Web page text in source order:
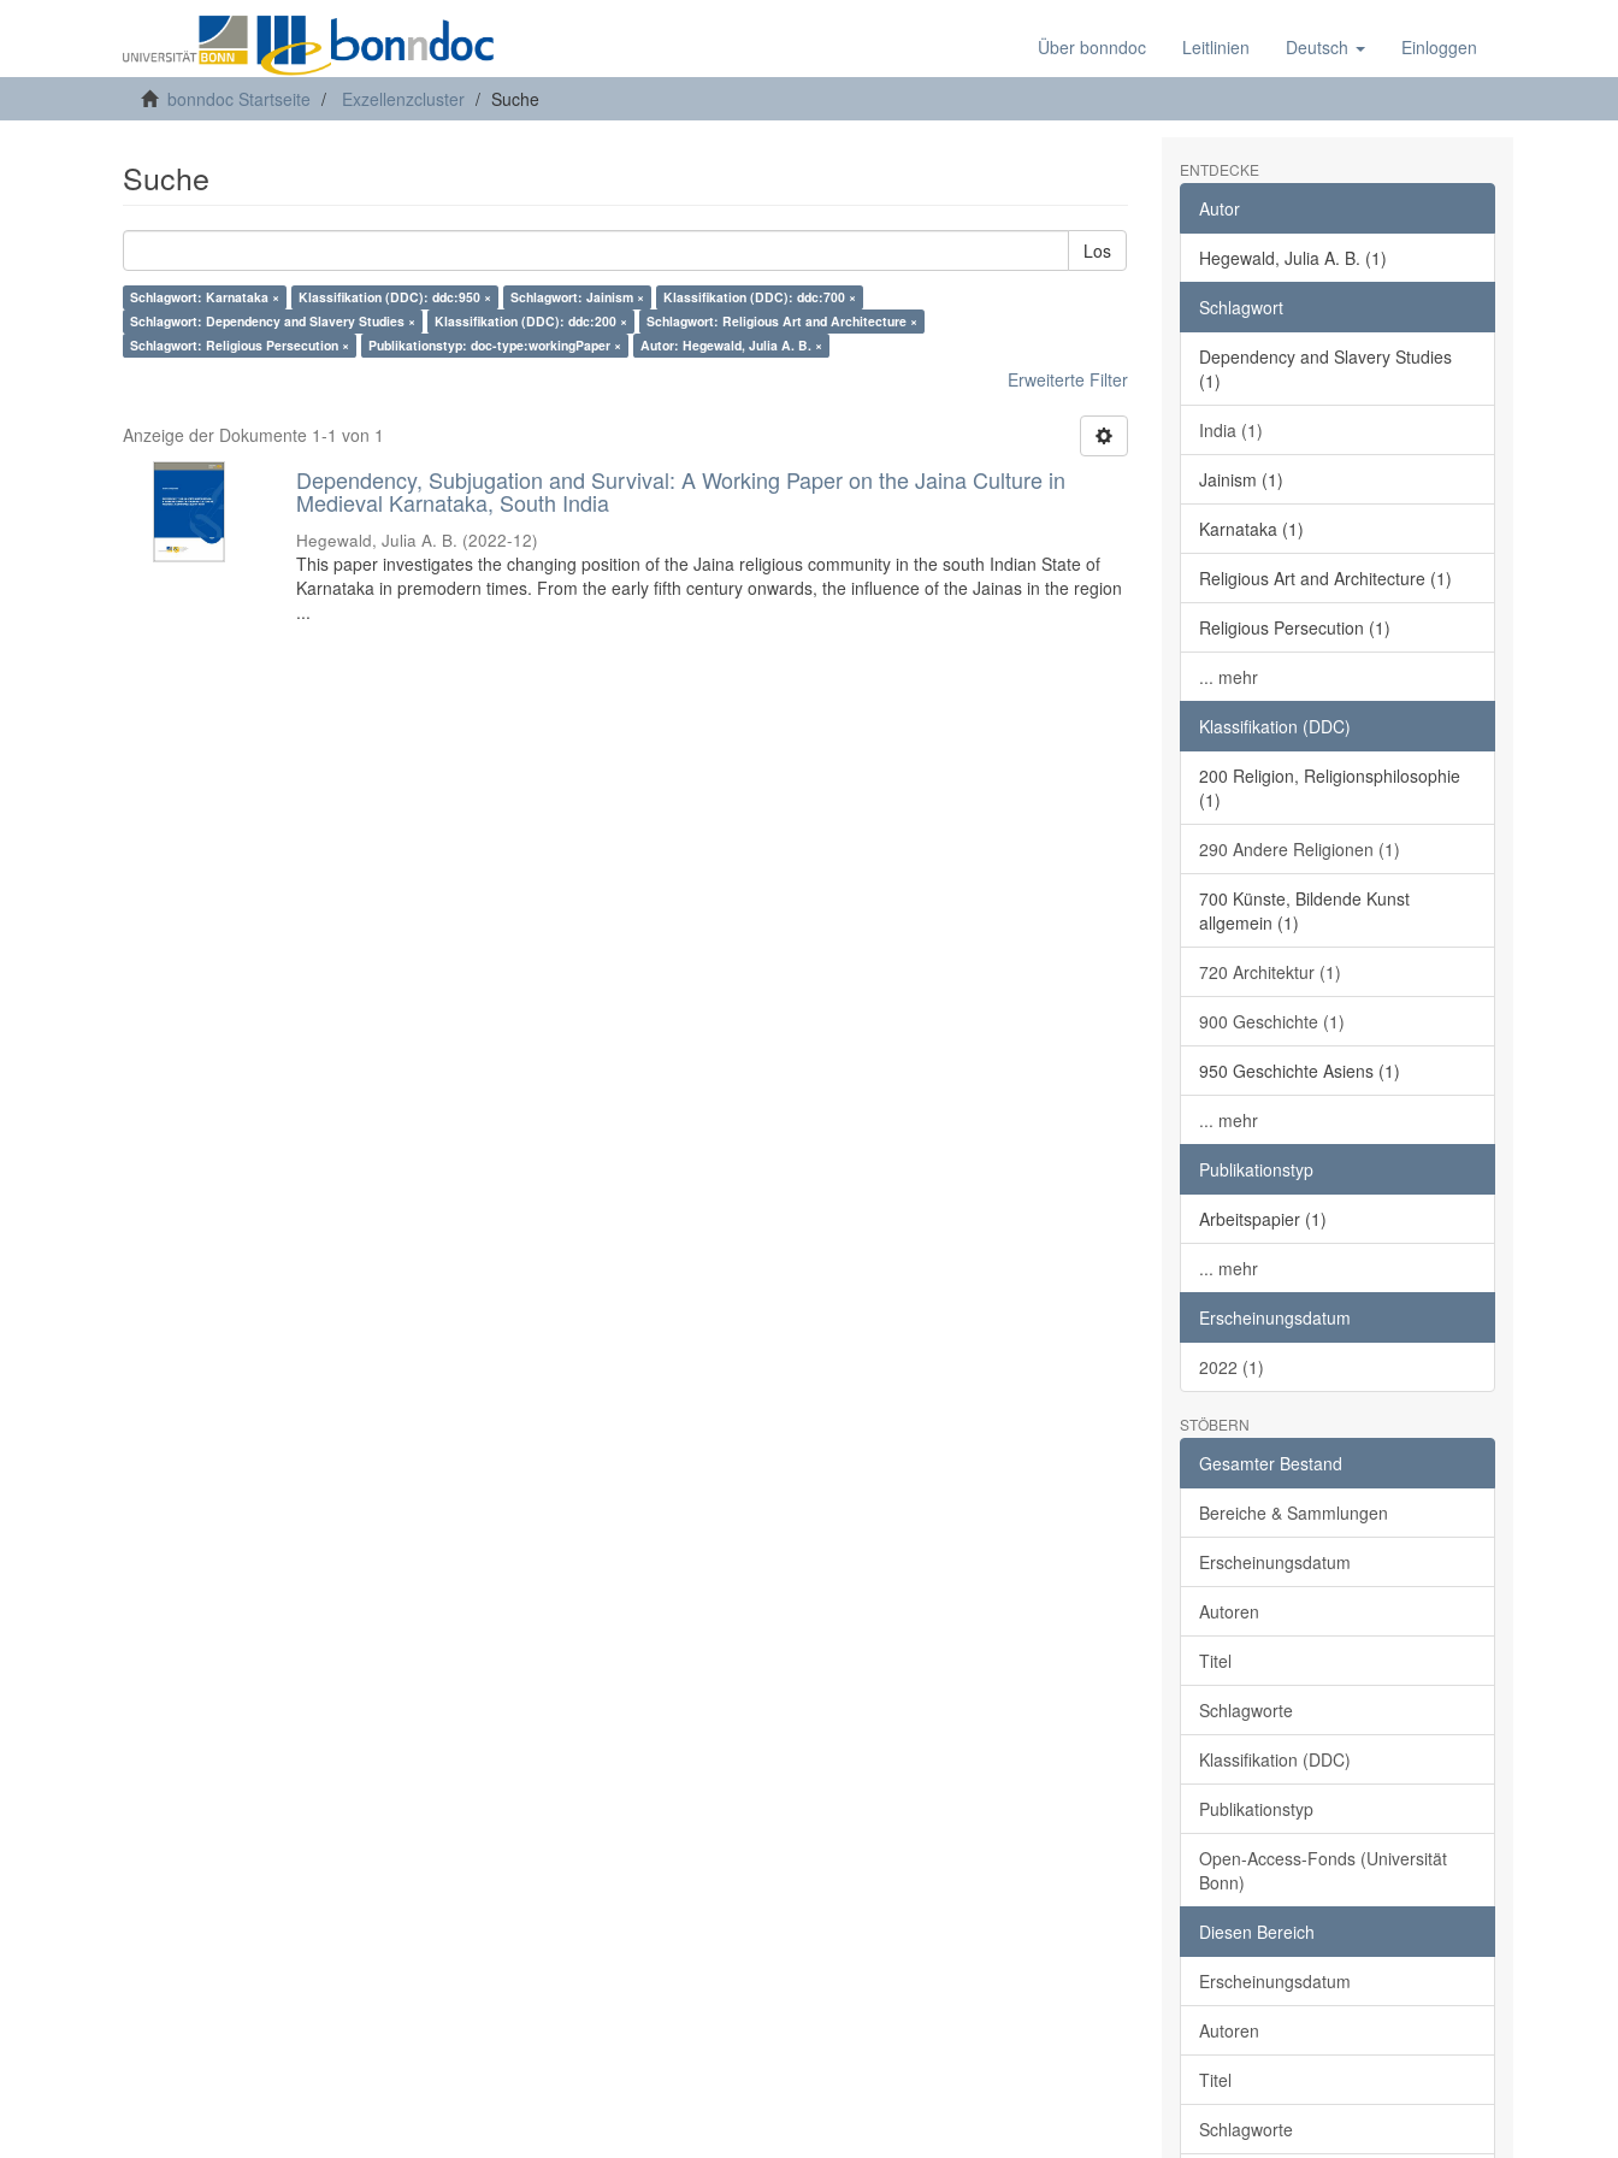
Über bonndoc Leitlinien Deutsch Einloggen
bonndoc Startseite Exzellenzcluster Suche
Suche
Los
Schlagwort: Karnataka × Klassifikation (DDC): ddc:950 × Schlagwort: Jainism ×
Klassifikation (DDC): ddc:700 ×
Schlagwort: Dependency and Slavery Studies ×
Klassifikation (DDC): ddc:200 ×
Schlagwort: Religious Art and Architecture ×
Schlagwort: Religious Persecution ×
Publikationstyp: doc-type:workingPaper × Autor: Hegewald, Julia A. B. ×
Erweiterte Filter
Anzeige der Dokumente 1-1 von 1
Dependency, Subjugation and Survival: A Working Paper on the Jaina Culture in
Medieval Karnataka, South India
Hegewald, Julia A. B. (2022-12)
This paper investigates the changing position of the Jaina religious community in the south Indian State of
Karnataka in premodern times. From the early fifth century onwards, the influence of the Jainas in the region
...
ENTDECKE
Autor
Hegewald, Julia A. B. (1)
Schlagwort
Dependency and Slavery Studies
(1)
India (1)
Jainism (1)
Karnataka (1)
Religious Art and Architecture (1)
Religious Persecution (1)
... mehr
Klassifikation (DDC)
200 Religion, Religionsphilosophie
(1)
290 Andere Religionen (1)
700 Künste, Bildende Kunst
allgemein (1)
720 Architektur (1)
900 Geschichte (1)
950 Geschichte Asiens (1)
... mehr
Publikationstyp
Arbeitspapier (1)
... mehr
Erscheinungsdatum
2022 (1)
STÖBERN
Gesamter Bestand
Bereiche & Sammlungen
Erscheinungsdatum
Autoren
Titel
Schlagworte
Klassifikation (DDC)
Publikationstyp
Open-Access-Fonds (Universität
Bonn)
Diesen Bereich
Erscheinungsdatum
Autoren
Titel
Schlagworte